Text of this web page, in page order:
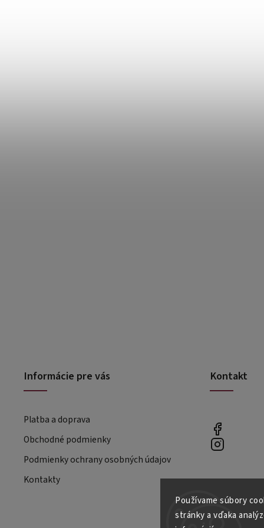
Používame súbory
stránky a vďaka
Informácie pre vás
Platba a doprava
Obchodné podmienky
Podmienky ochrany osobných údajov
Kontakty
Kontakt